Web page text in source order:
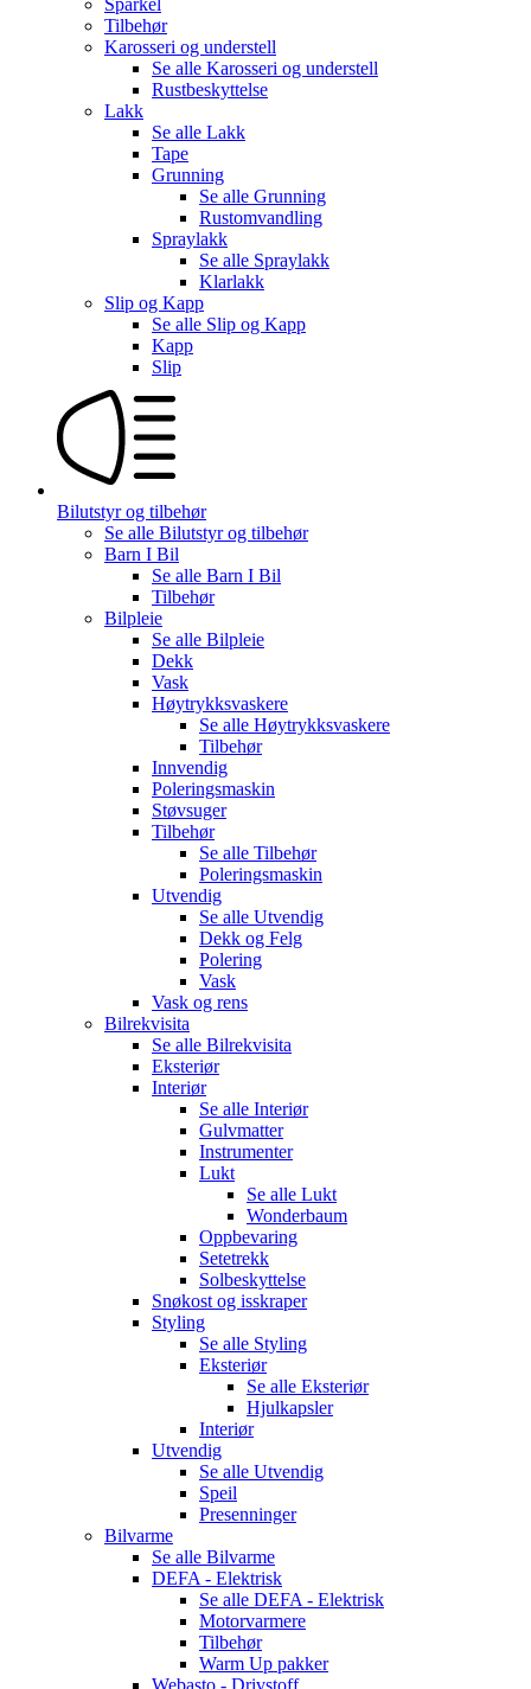
Tilbehør
Karosseri og understell
Se alle Karosseri og understell
Rustbeskyttelse
Lakk
Se alle Lakk
Tape
Grunning
Se alle Grunning
Rustomvandling
Spraylakk
Se alle Spraylakk
Klarlakk
Slip og Kapp
Se alle Slip og Kapp
Kapp
Slip
Bilutstyr og tilbehør
Se alle Bilutstyr og tilbehør
Barn I Bil
Se alle Barn I Bil
Tilbehør
Bilpleie
Se alle Bilpleie
Dekk
Vask
Høytrykksvaskere
Se alle Høytrykksvaskere
Tilbehør
Innvendig
Poleringsmaskin
Støvsuger
Tilbehør
Se alle Tilbehør
Poleringsmaskin
Utvendig
Se alle Utvendig
Dekk og Felg
Polering
Vask
Vask og rens
Bilrekvisita
Se alle Bilrekvisita
Eksteriør
Interiør
Se alle Interiør
Gulvmatter
Instrumenter
Lukt
Se alle Lukt
Wonderbaum
Oppbevaring
Setetrekk
Solbeskyttelse
Snøkost og isskraper
Styling
Se alle Styling
Eksteriør
Se alle Eksteriør
Hjulkapsler
Interiør
Utvendig
Se alle Utvendig
Speil
Presenninger
Bilvarme
Se alle Bilvarme
DEFA - Elektrisk
Se alle DEFA - Elektrisk
Motorvarmere
Tilbehør
Warm Up pakker
Webasto - Drivstoff